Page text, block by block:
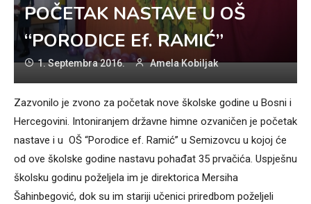
POČETAK NASTAVE U OŠ
“PORODICE Ef. RAMIĆ”
1. Septembra 2016. Amela Kobiljak
Zazvonilo je zvono za početak nove školske godine u Bosni i
Hercegovini. Intoniranjem državne himne ozvaničen je početak
nastave i u OŠ “Porodice ef. Ramić” u Semizovcu u kojoj će
od ove školske godine nastavu pohađat 35 prvačića. Uspješnu
školsku godinu poželjela im je direktorica Mersiha
Šahinbegović, dok su im stariji učenici priredbom poželjeli